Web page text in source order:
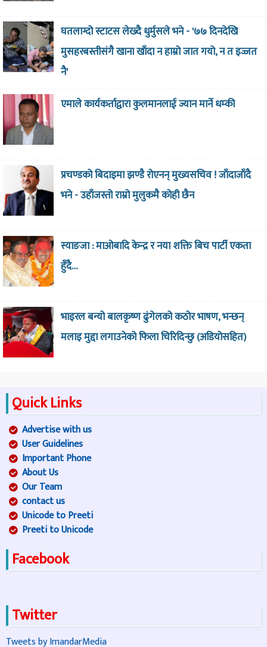
घतलाग्दो स्टाटस लेख्दै धुर्मुसले भने - '७७ दिनदेखि
मुसहरबस्तीसंगै खाना खाँदा न हाम्रो जात गयो, न त इज्जत
नै'
एमाले कार्यकर्ताद्वारा कुलमानलाई ज्यान मार्ने धम्की
प्रचण्डको बिदाइमा झण्डै रोएनन् मुख्यसचिव ! जाँदाजाँदै
भने - उहाँजस्तो राम्रो मुलुकमै कोही छैन
स्याङजा : माओबादि केन्द्र र नया शक्ति बिच पार्टी एकता
हुँदै…
भाइरल बन्यो बालकृष्ण ढुंगेलको कठोर भाषण, भन्छन्
मलाइ मुद्दा लगाउनेको फिला चिरिदिन्छु (अडियोसहित)
Quick Links
Advertise with us
User Guidelines
Important Phone
About Us
Our Team
contact us
Unicode to Preeti
Preeti to Unicode
Facebook
Twitter
Tweets by ImandarMedia